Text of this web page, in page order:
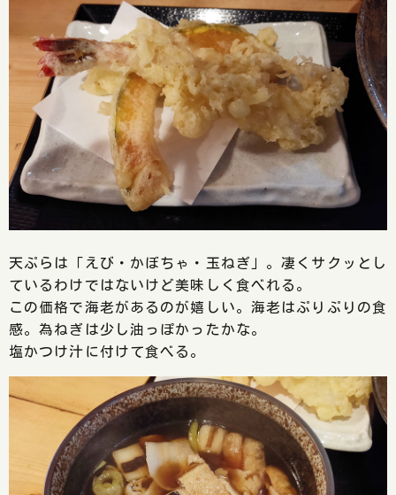
天ぷらは「えび・かぼちゃ・玉ねぎ」。凄くサクッとし
ているわけではないけど美味しく食べれる。
この価格で海老があるのが嬉しい。海老はぷりぷりの食
感。為ねぎは少し油っぽかったかな。
塩かつけ汁に付けて食べる。